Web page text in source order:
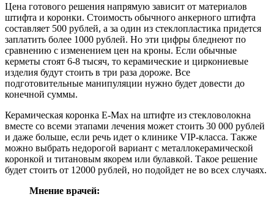
Цена готового решения напрямую зависит от материалов
штифта и коронки. Стоимость обычного анкерного штифта
составляет 500 рублей, а за один из стеклопластика придется
заплатить более 1000 рублей. Но эти цифры бледнеют по
сравнению с изменением цен на кроны. Если обычные
керметы стоят 6-8 тысяч, то керамические и циркониевые
изделия будут стоить в три раза дороже. Все
подготовительные манипуляции нужно будет довести до
конечной суммы.
Керамическая коронка E-Max на штифте из стекловолокна
вместе со всеми этапами лечения может стоить 30 000 рублей
и даже больше, если речь идет о клинике VIP-класса. Также
можно выбрать недорогой вариант с металлокерамической
коронкой и титановым якорем или булавкой. Такое решение
будет стоить от 12000 рублей, но подойдет не во всех случаях.
Мнение врачей: